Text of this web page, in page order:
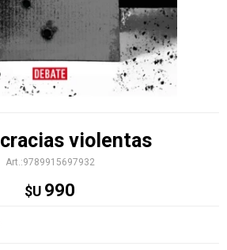
violentas
9789915697932
$U 990